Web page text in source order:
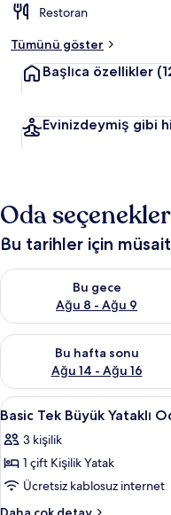
Restoran
Tümünü göster
Başlıca özellikler
Evinizdeymiş gibi
Oda
Bu tarihler için
Bu gece
Ağu 8 - Ağu 9
Bu gece için müsaitliği
Bu hafta sonu
Ağu 14 - Ağu 16
Bu hafta sonu için
Basic
Tek
Büyük
Yataklı
Oda,
1
4
Basic Tek Büyük Yataklı
3 kişilik
1 çift Kişilik Yatak
Ücretsiz kablosuz internet
Basic